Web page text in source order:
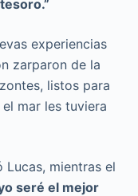
experiencias
zarparon de la
listos para
mar les tuviera
Lucas, mientras el
yo seré el mejor